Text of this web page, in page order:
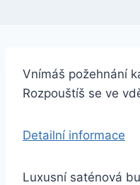
Vnímáš požehnání
Rozpouštíš se ve
Detailní informace
Luxusní saténová